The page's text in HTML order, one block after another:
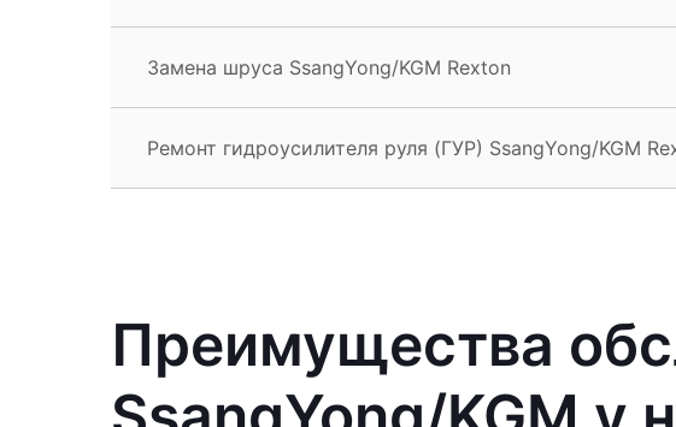
Замена шруса SsangYong/KGM Rexton
Ремонт гидроусилителя руля (ГУР) SsangYong/KGM
Преимущества